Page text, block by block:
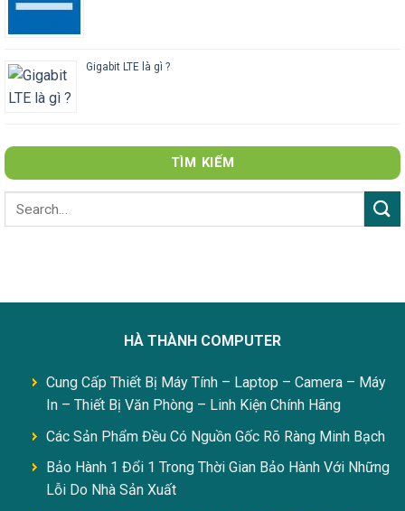
Gigabit LTE là gì ?
TÌM KIẾM
HÀ THÀNH COMPUTER
Cung Cấp Thiết Bị Máy Tính – Laptop – Camera – Máy
In – Thiết Bị Văn Phòng – Linh Kiện Chính Hãng
Các Sản Phẩm Đều Có Nguồn Gốc Rõ Ràng Minh Bạch
Bảo Hành 1 Đổi 1 Trong Thời Gian Bảo Hành Với Những
Lỗi Do Nhà Sản Xuất